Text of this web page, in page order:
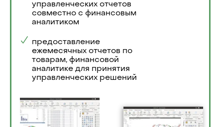
управленческих отчетов
совместно с финансовым
аналитиком
предоставление
ежемесячных отчетов по
товарам, финансовой
аналитике для принятия
управленческих решений